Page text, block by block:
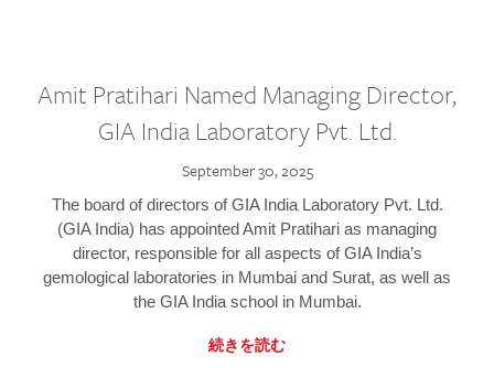
Amit Pratihari Named Managing Director,
GIA India Laboratory Pvt. Ltd.
September 30, 2025
The board of directors of GIA India Laboratory Pvt. Ltd.
(GIA India) has appointed Amit Pratihari as managing
director, responsible for all aspects of GIA India’s
gemological laboratories in Mumbai and Surat, as well as
the GIA India school in Mumbai.
続きを読む